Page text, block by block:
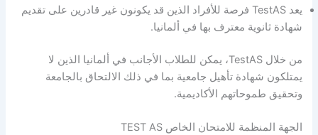
يعد TestAS فرصة للأفراد الذين قد يكونون غير قادرين على تقديم
شهادة ثانوية معترف بها في ألمانيا.
من خلال TestAS، يمكن للطلاب الأجانب في ألمانيا الذين لا
يمتلكون شهادة تأهيل جامعية بما في ذلك الالتحاق بالجامعة
وتحقيق طموحاتهم الأكاديمية.
الجهة المنظمة للامتحان الخاص TEST AS